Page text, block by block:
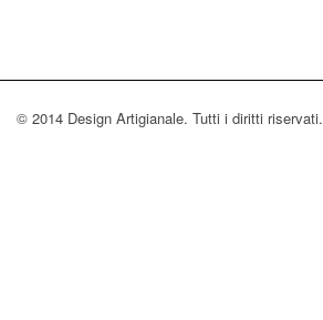
© 2014 Design Artigianale. Tutti i diritti riservati.